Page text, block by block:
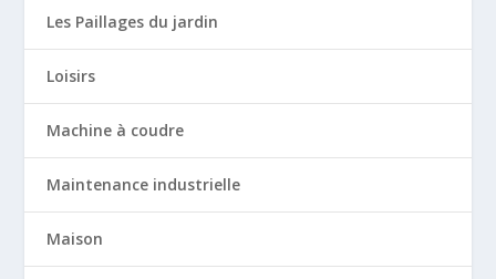
Les Paillages du jardin
Loisirs
Machine à coudre
Maintenance industrielle
Maison